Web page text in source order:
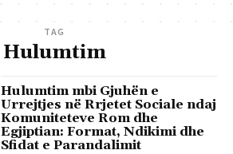
TAG
Hulumtim
Hulumtim mbi Gjuhën e
Urrejtjes në Rrjetet Sociale ndaj
Komuniteteve Rom dhe
Egjiptian: Format, Ndikimi dhe
Sfidat e Parandalimit